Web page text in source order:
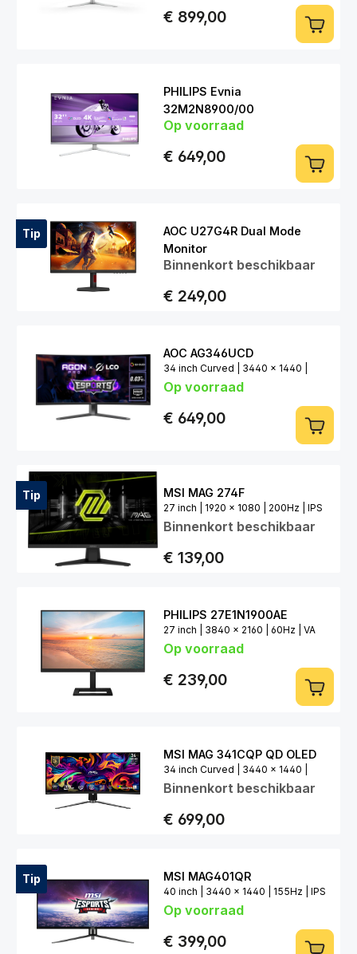
€ 899,00
PHILIPS Evnia
32M2N8900/00
31.5 inch | 3840 x 2160 | 240Hz |
Op voorraad
€ 649,00
Tip
AOC U27G4R Dual Mode
Monitor
27 inch | 160Hz 3840x2160 en
Binnenkort beschikbaar
€ 249,00
AOC AG346UCD
34 inch Curved | 3440 x 1440 |
175Hz | QD-OLED
Op voorraad
€ 649,00
Tip MSI MAG 274F
27 inch | 1920 x 1080 | 200Hz | IPS
Binnenkort beschikbaar
€ 139,00
PHILIPS 27E1N1900AE
27 inch | 3840 x 2160 | 60Hz | VA
Op voorraad
€ 239,00
MSI MAG 341CQP QD OLED
34 inch Curved | 3440 x 1440 |
175Hz | QD-OLED
Binnenkort beschikbaar
€ 699,00
Tip MSI MAG401QR
40 inch | 3440 x 1440 | 155Hz | IPS
Op voorraad
€ 399,00